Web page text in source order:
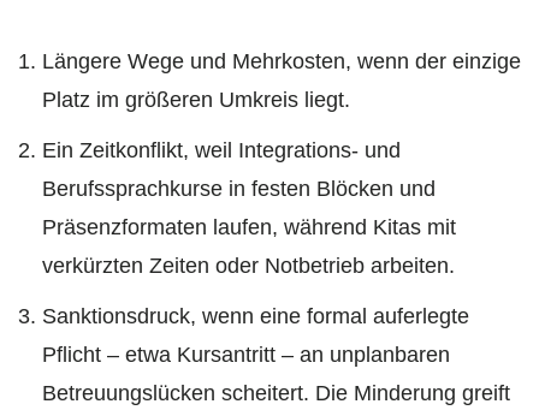
Längere Wege und Mehrkosten, wenn der einzige
Platz im größeren Umkreis liegt.
Ein Zeitkonflikt, weil Integrations- und
Berufssprachkurse in festen Blöcken und
Präsenzformaten laufen, während Kitas mit
verkürzten Zeiten oder Notbetrieb arbeiten.
Sanktionsdruck, wenn eine formal auferlegte
Pflicht – etwa Kursantritt – an unplanbaren
Betreuungslücken scheitert. Die Minderung greift